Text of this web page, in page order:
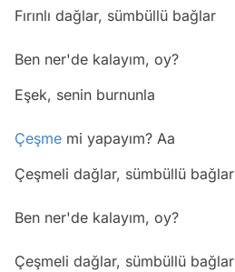
Fırınlı dağlar, sümbüllü bağlar
Ben ner'de kalayım, oy?
Eşek, senin burnunla
Çeşme mi yapayım? Aa
Çeşmeli dağlar, sümbüllü bağlar
Ben ner'de kalayım, oy?
Çeşmeli dağlar, sümbüllü bağlar